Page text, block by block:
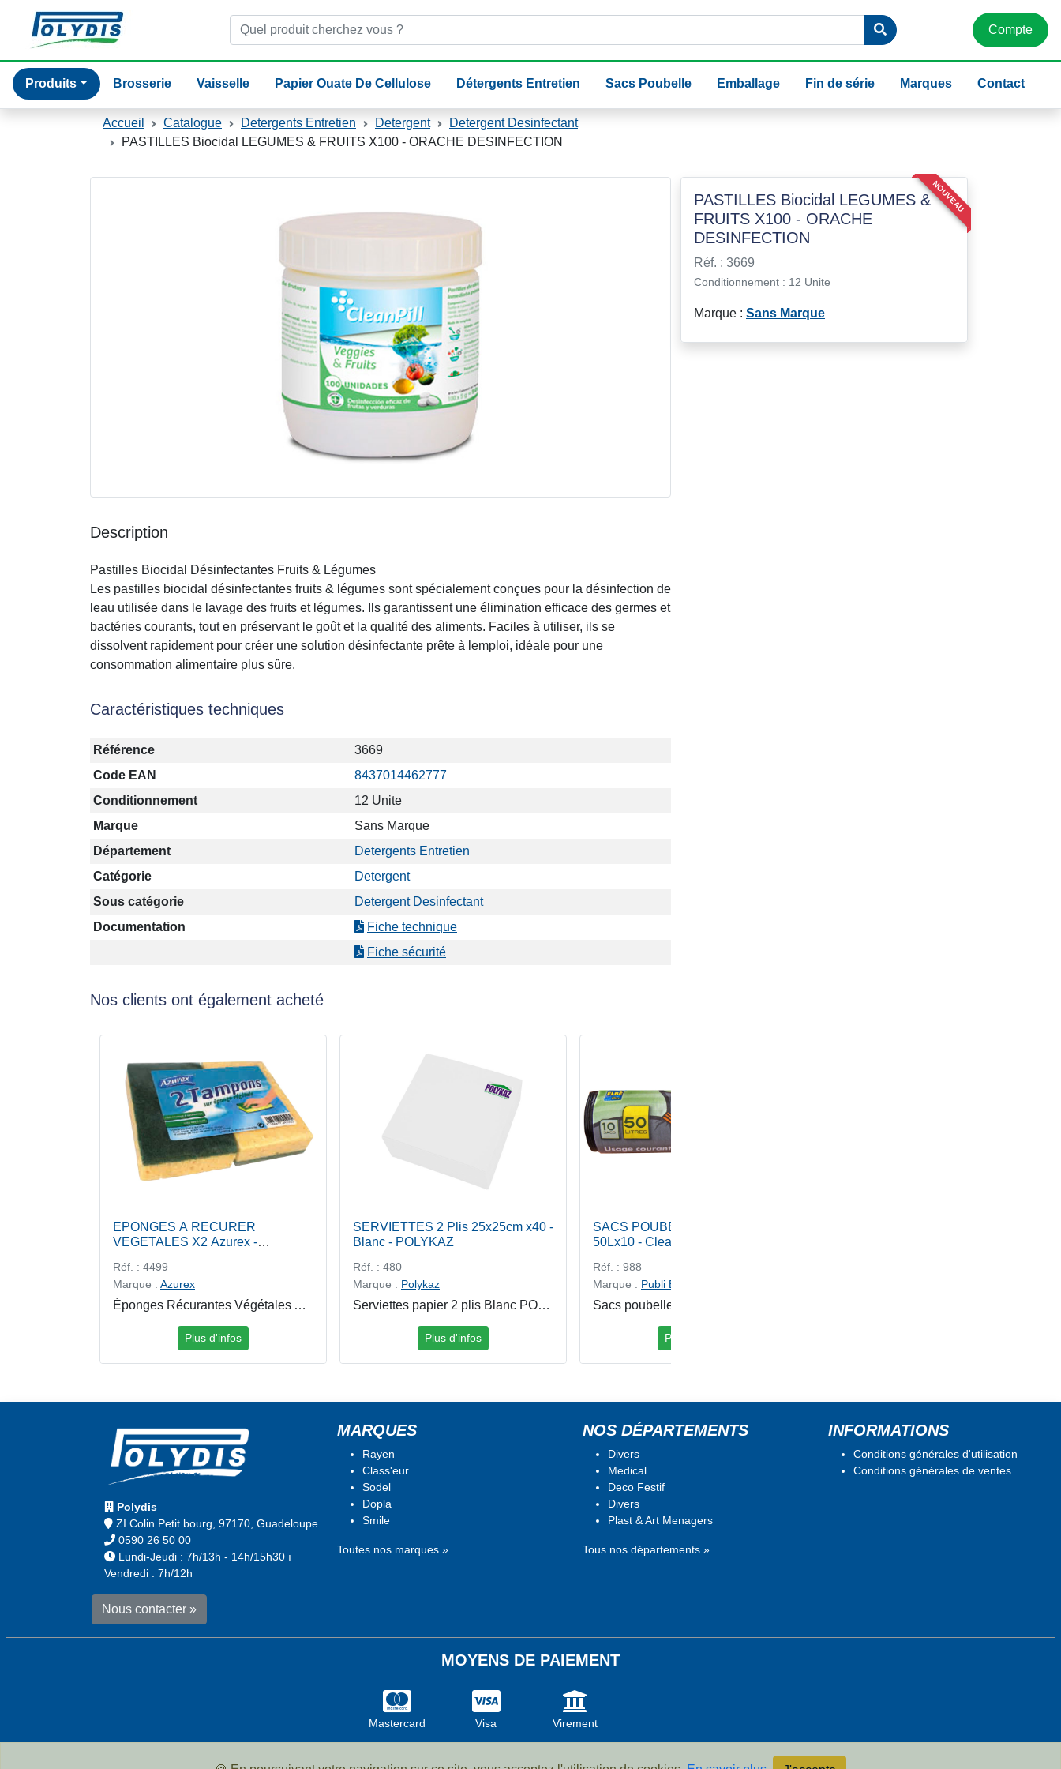
Compte
Produits Brosserie Vaisselle Papier Ouate De Cellulose Détergents Entretien Sacs Poubelle Emballage Fin de série Marques Contact
Accueil Catalogue Detergents Entretien Detergent
Detergent Desinfectant
PASTILLES Biocidal LEGUMES & FRUITS X100 - ORACHE DESINFECTION
Description
Pastilles Biocidal Désinfectantes Fruits & Légumes
Les pastilles biocidal désinfectantes fruits & légumes sont spécialement conçues pour la désinfection de
leau utilisée dans le lavage des fruits et légumes. Ils garantissent une élimination efficace des germes et
bactéries courants, tout en préservant le goût et la qualité des aliments. Faciles à utiliser, ils se
dissolvent rapidement pour créer une solution désinfectante prête à lemploi, idéale pour une
consommation alimentaire plus sûre.
Caractéristiques techniques
Référence
3669
Code EAN
8437014462777
Conditionnement
12 Unite
Marque
Sans Marque
Département
Detergents Entretien
Catégorie
Detergent
Sous catégorie
Detergent Desinfectant
Documentation
Fiche technique
Fiche sécurité
Nos clients ont également acheté
EPONGES A RECURER
VEGETALES X2 Azurex -
Réf. : 4499
Marque : Azurex
Éponges Récurantes Végétales Azurex Les éponges à récurer végétales Azurex sont idéales pour le nettoyage et le récurage courant tout en respectant lenvironnement. Composées dune éponge en cellulose biodégradable et dune face récurante verte, elles offrent une forte capacité dabsorption, une bonne efficacité abrasive et une excellente durabilité. Adaptées à la cuisine, la vaisselle et les surfaces résistantes, elles conviennent aussi bien à un usage domestique que professionnel.
Plus d'infos
SERVIETTES 2 Plis 25x25cm x40 -
Blanc - POLYKAZ
Réf. : 480
Marque : Polykaz
Serviettes papier 2 plis Blanc POLYKAZ Les serviettes papier 2 plis point à point POLYKAZ, offrent un excellent compromis entre douceur, absorption et résistance. Élégantes et pratiques, elles apportent une touche de couleur chaleureuse à la table tout en garantissant hygiène et confort dutilisation, aussi bien en milieu professionnel que domestique.
Plus d'infos
SACS POUBELLE Standard
50Lx10 - Clean Home PEBD -
Réf. : 988
Marque : Publi Embal
Plus d'infos
NOUVEAU
PASTILLES Biocidal LEGUMES &
FRUITS X100 - ORACHE
DESINFECTION
Réf. : 3669
Conditionnement : 12 Unite
Marque : Sans Marque
Polydis
ZI Colin Petit bourg, 97170, Guadeloupe
0590 26 50 00
Lundi-Jeudi : 7h/13h - 14h/15h30 ı
Vendredi : 7h/12h
Nous contacter »
MARQUES
Rayen
Class'eur
Sodel
Dopla
Smile
Toutes nos marques »
NOS DÉPARTEMENTS
Divers
Medical
Deco Festif
Divers
Plast & Art Menagers
Tous nos départements »
INFORMATIONS
Conditions générales d'utilisation
Conditions générales de ventes
MOYENS DE PAIEMENT
Mastercard Visa Virement